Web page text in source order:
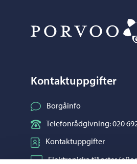
Kontaktuppgifter
Borgåinfo
Telefonrådgivning: 020
Kontaktuppgifter
Elektroniska tjänster